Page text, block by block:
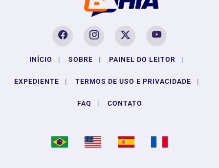
INÍCIO | SOBRE | PAINEL DO LEITOR |
EXPEDIENTE | TERMOS DE USO E PRIVACIDADE |
FAQ | CONTATO